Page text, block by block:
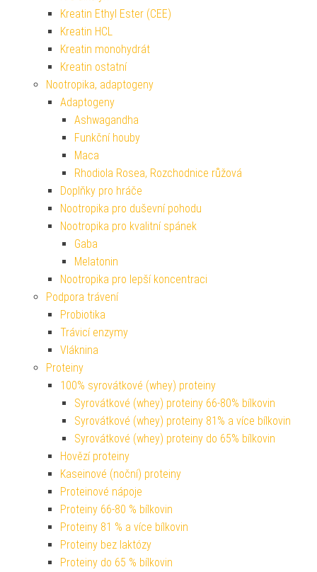
Kreatin Ethyl Ester (CEE)
Kreatin HCL
Kreatin monohydrát
Kreatin ostatní
Nootropika, adaptogeny
Adaptogeny
Ashwagandha
Funkční houby
Maca
Rhodiola Rosea, Rozchodnice růžová
Doplňky pro hráče
Nootropika pro duševní pohodu
Nootropika pro kvalitní spánek
Gaba
Melatonin
Nootropika pro lepší koncentraci
Podpora trávení
Probiotika
Trávicí enzymy
Vláknina
Proteiny
100% syrovátkové (whey) proteiny
Syrovátkové (whey) proteiny 66-80% bílkovin
Syrovátkové (whey) proteiny 81% a více bílkovin
Syrovátkové (whey) proteiny do 65% bílkovin
Hovězí proteiny
Kaseinové (noční) proteiny
Proteinové nápoje
Proteiny 66-80 % bílkovin
Proteiny 81 % a více bílkovin
Proteiny bez laktózy
Proteiny do 65 % bílkovin